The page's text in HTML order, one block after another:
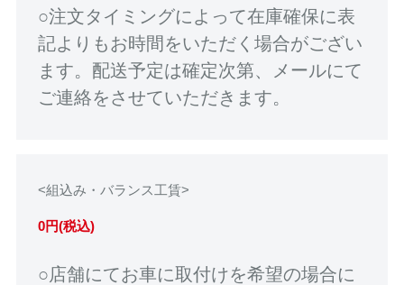
○注文タイミングによって在庫確保に表
記よりもお時間をいただく場合がござい
ます。配送予定は確定次第、メールにて
ご連絡をさせていただきます。
<組込み・バランス工賃>
0円(税込)
○店舗にてお車に取付けを希望の場合に